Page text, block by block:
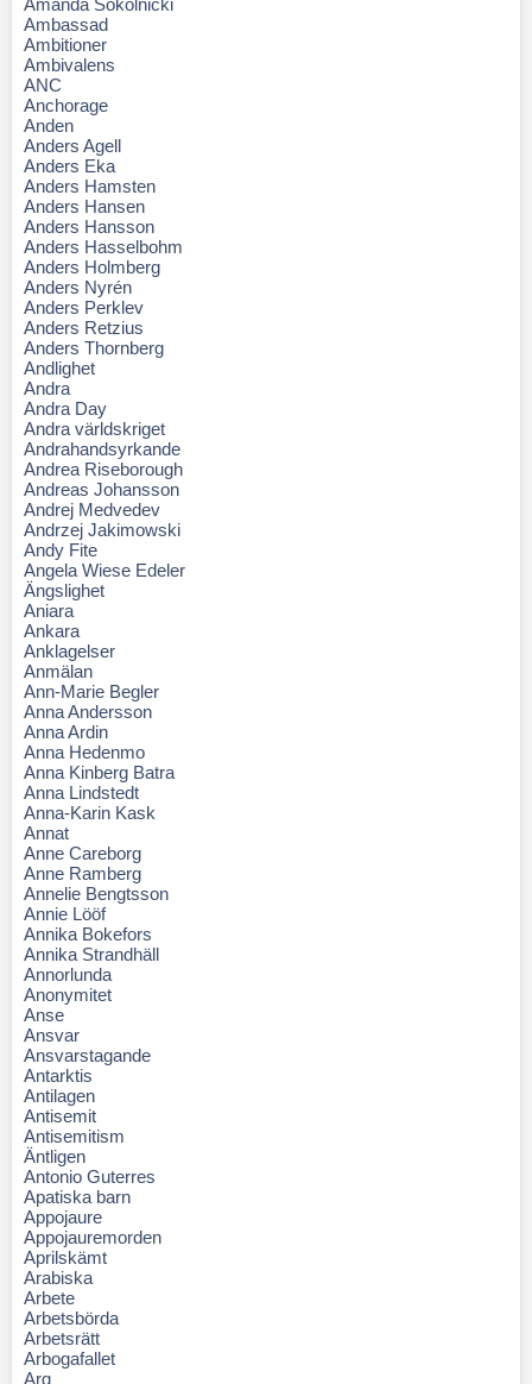
Amanda Sokolnicki
Ambassad
Ambitioner
Ambivalens
ANC
Anchorage
Anden
Anders Agell
Anders Eka
Anders Hamsten
Anders Hansen
Anders Hansson
Anders Hasselbohm
Anders Holmberg
Anders Nyrén
Anders Perklev
Anders Retzius
Anders Thornberg
Andlighet
Andra
Andra Day
Andra världskriget
Andrahandsyrkande
Andrea Riseborough
Andreas Johansson
Andrej Medvedev
Andrzej Jakimowski
Andy Fite
Angela Wiese Edeler
Ängslighet
Aniara
Ankara
Anklagelser
Anmälan
Ann-Marie Begler
Anna Andersson
Anna Ardin
Anna Hedenmo
Anna Kinberg Batra
Anna Lindstedt
Anna-Karin Kask
Annat
Anne Careborg
Anne Ramberg
Annelie Bengtsson
Annie Lööf
Annika Bokefors
Annika Strandhäll
Annorlunda
Anonymitet
Anse
Ansvar
Ansvarstagande
Antarktis
Antilagen
Antisemit
Antisemitism
Äntligen
Antonio Guterres
Apatiska barn
Appojaure
Appojauremorden
Aprilskämt
Arabiska
Arbete
Arbetsbörda
Arbetsrätt
Arbogafallet
Arg